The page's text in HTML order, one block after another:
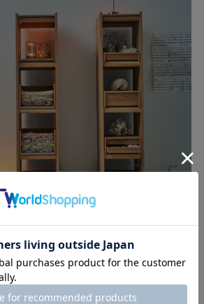
る「シェルフ」の収納力